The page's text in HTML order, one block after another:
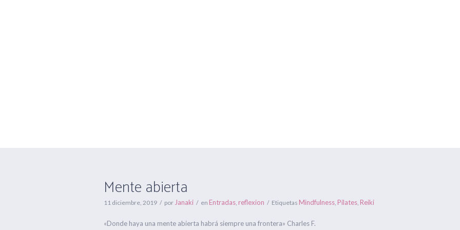
Mente abierta
11 diciembre, 2019 por Janaki en Entradas, reflexion Etiquetas Mindfulness, Pilates, Reiki
«Donde haya una mente abierta habrá siempre una frontera» Charles F.